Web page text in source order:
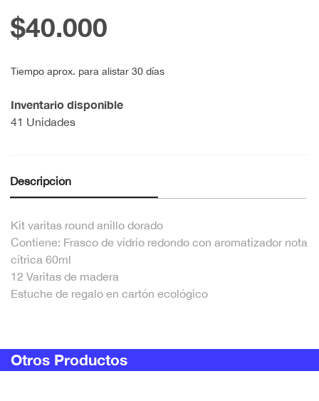
$40.000
Tiempo aprox. para alistar 30 días
Inventario disponible
41 Unidades
Descripción
Kit varitas round anillo dorado
Contiene: Frasco de vidrio redondo con aromatizador nota
cítrica 60ml
12 Varitas de madera
Estuche de regalo en cartón ecológico
Otros Productos